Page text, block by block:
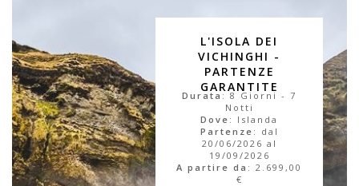
L'ISOLA DEI
VICHINGHI -
PARTENZE
GARANTITE
Durata: 8 Giorni - 7
Notti
Dove : Islanda
Partenze : dal
20/06/2026 al
19/09/2026
A partire da :2.699,00
€